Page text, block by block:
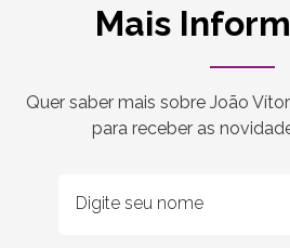
Mais
Quer saber mais sobre João
para receber as